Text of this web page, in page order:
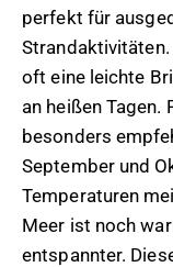
perfekt für
oft eine leichte
an heißen Tagen.
besonders
September und
Temperaturen
Meer ist noch
entspannter.